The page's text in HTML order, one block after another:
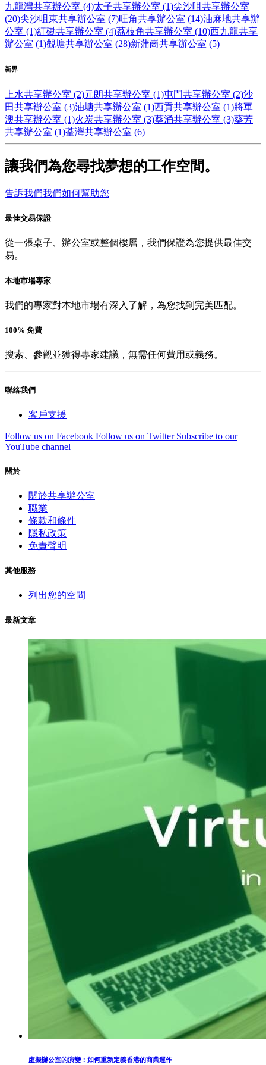
九龍灣共享辦公室 (4)太子共享辦公室 (1)尖沙咀共享辦公室
(20)尖沙咀東共享辦公室 (7)旺角共享辦公室 (14)油麻地共享辦
公室 (1)紅磡共享辦公室 (4)荔枝角共享辦公室 (10)西九龍共享
辦公室 (1)觀塘共享辦公室 (28)新蒲崗共享辦公室 (5)
新界
上水共享辦公室 (2)元朗共享辦公室 (1)屯門共享辦公室 (2)沙
田共享辦公室 (3)油塘共享辦公室 (1)西貢共享辦公室 (1)將軍
澳共享辦公室 (1)火炭共享辦公室 (3)葵涌共享辦公室 (3)葵芳
共享辦公室 (1)荃灣共享辦公室 (6)
讓我們為您尋找夢想的工作空間。
告訴我們我們如何幫助您
最佳交易保證
從一張桌子、辦公室或整個樓層，我們保證為您提供最佳交
易。
本地市場專家
我們的專家對本地市場有深入了解，為您找到完美匹配。
100% 免費
搜索、參觀並獲得專家建議，無需任何費用或義務。
聯絡我們
客戶支援
Follow us on Facebook Follow us on Twitter Subscribe to our
YouTube channel
關於
關於共享辦公室
職業
條款和條件
隱私政策
免責聲明
其他服務
列出您的空間
最新文章
虛擬辦公室的演變：如何重新定義香港的商業運作